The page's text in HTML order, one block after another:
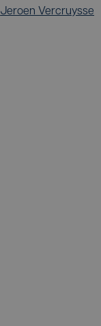
Jeroen Vercruysse